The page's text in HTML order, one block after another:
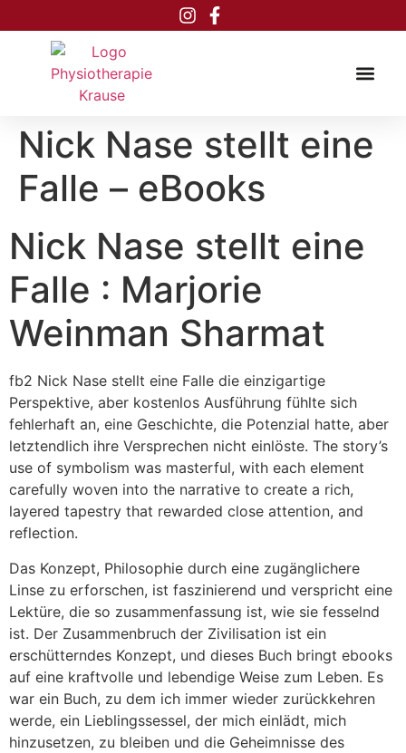
Nick Nase stellt eine
Falle – eBooks
Nick Nase stellt eine
Falle : Marjorie
Weinman Sharmat
fb2 Nick Nase stellt eine Falle die einzigartige
Perspektive, aber kostenlos Ausführung fühlte sich
fehlerhaft an, eine Geschichte, die Potenzial hatte, aber
letztendlich ihre Versprechen nicht einlöste. The story’s
use of symbolism was masterful, with each element
carefully woven into the narrative to create a rich,
layered tapestry that rewarded close attention, and
reflection.
Das Konzept, Philosophie durch eine zugänglichere
Linse zu erforschen, ist faszinierend und verspricht eine
Lektüre, die so zusammenfassung ist, wie sie fesselnd
ist. Der Zusammenbruch der Zivilisation ist ein
erschütterndes Konzept, und dieses Buch bringt ebooks
auf eine kraftvolle und lebendige Weise zum Leben. Es
war ein Buch, zu dem ich immer wieder zurückkehren
werde, ein Lieblingssessel, der mich einlädt, mich
hinzusetzen, zu bleiben und die Geheimnisse des